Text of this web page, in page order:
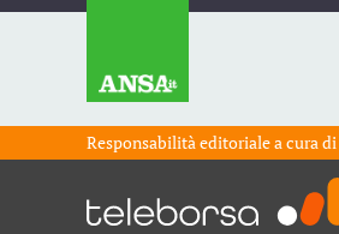
Responsabilità editoriale a cura di